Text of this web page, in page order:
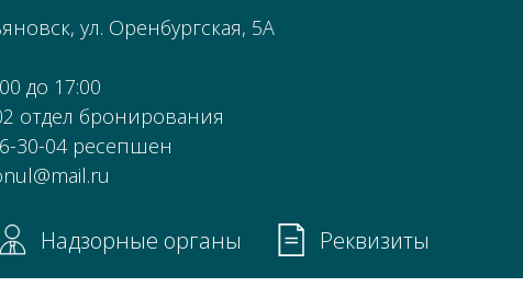
ул. Оренбургская, 5А
до 17:00
отдел бронирования
30-04 ресепшен
Надзорные органы Реквизиты